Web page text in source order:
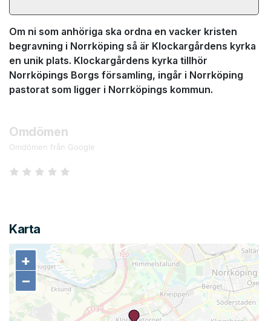
Om ni som anhöriga ska ordna en vacker kristen
begravning i Norrköping så är Klockargårdens kyrka
en unik plats. Klockargårdens kyrka tillhör
Norrköpings Borgs församling, ingår i Norrköping
pastorat som ligger i Norrköpings kommun.
Omdömen
Omdömen från Google
Karta
+
−
+
−